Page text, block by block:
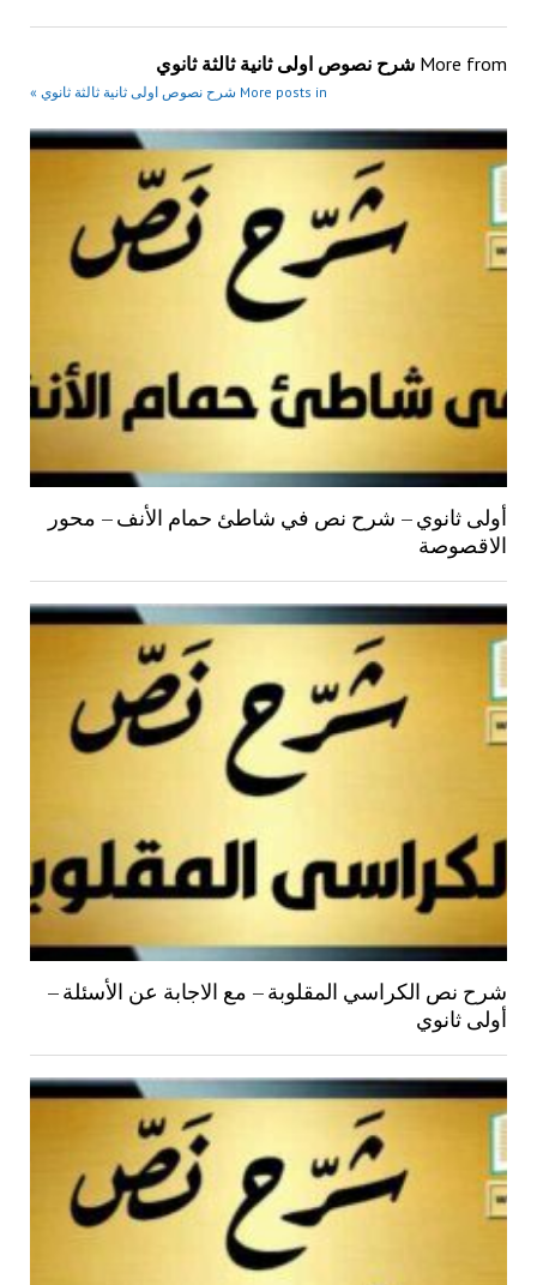
More from شرح نصوص اولى ثانية ثالثة ثانوي
More posts in شرح نصوص اولى ثانية ثالثة ثانوي »
أولى ثانوي – شرح نص في شاطئ حمام الأنف – محور
الاقصوصة
شرح نص الكراسي المقلوبة – مع الاجابة عن الأسئلة –
أولى ثانوي